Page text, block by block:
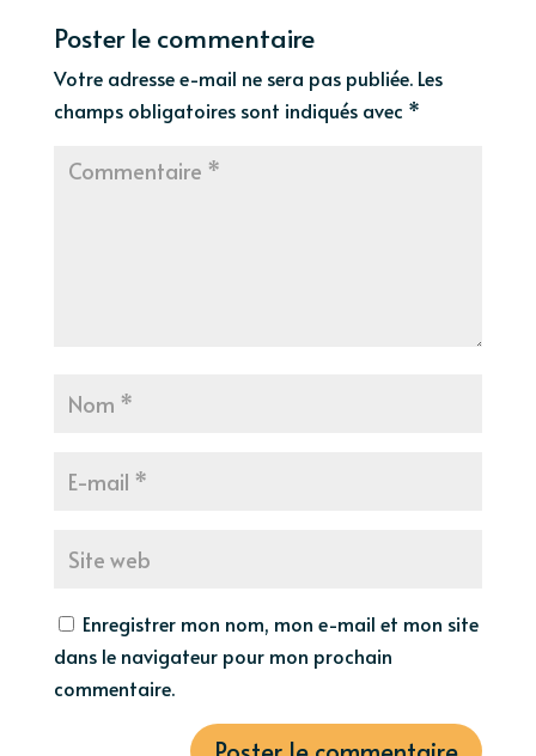
Poster le commentaire
Votre adresse e-mail ne sera pas publiée. Les
champs obligatoires sont indiqués avec *
Enregistrer mon nom, mon e-mail et mon site
dans le navigateur pour mon prochain
commentaire.